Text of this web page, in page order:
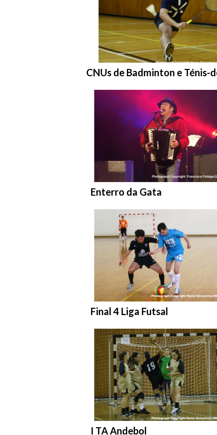
Entrar na pasta:
CNUs de Badminton e Ténis-
Entrar na pasta:
Enterro da Gata
Entrar na pasta:
Final 4 Liga Futsal
Entrar na pasta:
I TA Andebol